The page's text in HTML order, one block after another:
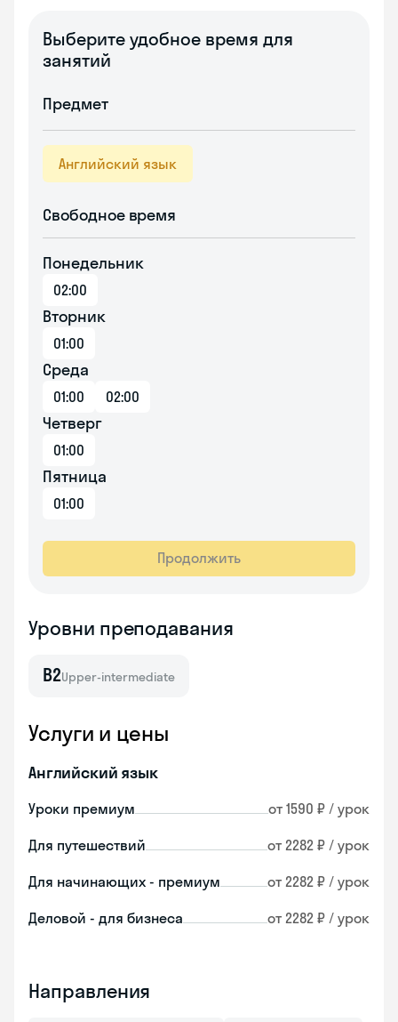
Выберите удобное время для
занятий
Предмет
Английский язык
Свободное время
Понедельник
02:00
Вторник
01:00
Среда
01:00 02:00
Четверг
01:00
Пятница
01:00
Продолжить
Уровни преподавания
B2Upper-intermediate
Услуги и цены
Английский язык
Уроки премиум от 1590 ₽ / урок
Для путешествий от 2282 ₽ / урок
Для начинающих - премиум от 2282 ₽ / урок
Деловой - для бизнеса от 2282 ₽ / урок
Направления